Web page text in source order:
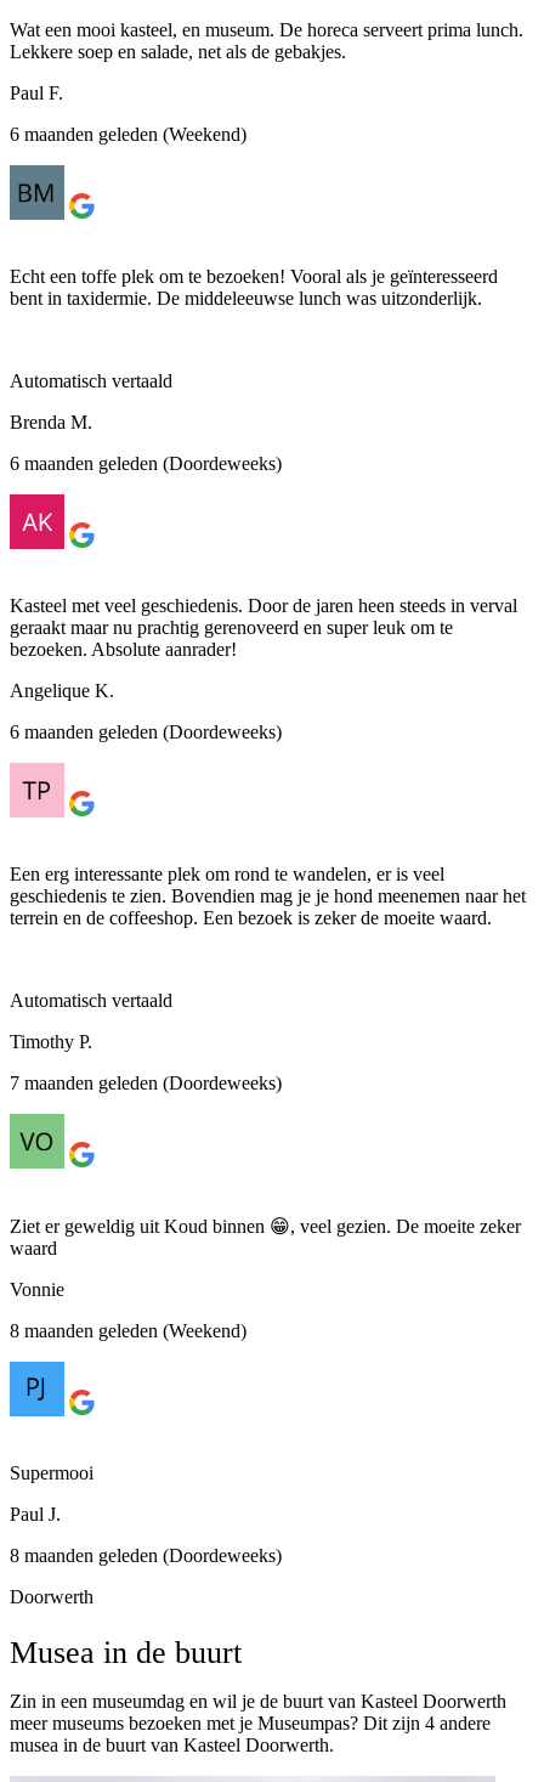
Wat een mooi kasteel, en museum. De horeca serveert prima lunch.
Lekkere soep en salade, net als de gebakjes.
Paul F.
6 maanden geleden (Weekend)
Echt een toffe plek om te bezoeken! Vooral als je geïnteresseerd
bent in taxidermie. De middeleeuwse lunch was uitzonderlijk.
Automatisch vertaald
Brenda M.
6 maanden geleden (Doordeweeks)
Kasteel met veel geschiedenis. Door de jaren heen steeds in verval
geraakt maar nu prachtig gerenoveerd en super leuk om te
bezoeken. Absolute aanrader!
Angelique K.
6 maanden geleden (Doordeweeks)
Een erg interessante plek om rond te wandelen, er is veel
geschiedenis te zien. Bovendien mag je je hond meenemen naar het
terrein en de coffeeshop. Een bezoek is zeker de moeite waard.
Automatisch vertaald
Timothy P.
7 maanden geleden (Doordeweeks)
Ziet er geweldig uit Koud binnen 😁, veel gezien. De moeite zeker
waard
Vonnie
8 maanden geleden (Weekend)
Supermooi
Paul J.
8 maanden geleden (Doordeweeks)
Doorwerth
Musea in de buurt
Zin in een museumdag en wil je de buurt van Kasteel Doorwerth
meer museums bezoeken met je Museumpas? Dit zijn 4 andere
musea in de buurt van Kasteel Doorwerth.